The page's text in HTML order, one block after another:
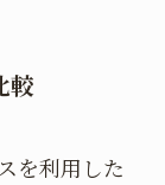
較
を利用した